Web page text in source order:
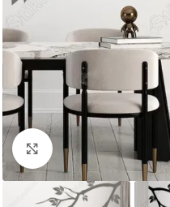
Kliknite za uvećanje